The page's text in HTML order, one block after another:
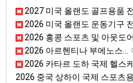
2027 미국 올랜도 골프용품
2026 미국 올랜도 운동기구 전시회 [AB
2026 홍콩 스포츠 및 아웃도어 제품 전시회 [Asian Sporting &
2026 아르헨티나 부에노스아이레스 보안안전화재 전시회 [Intersec]
2026 카타르 도하 국제 헬스케어 의료 전시회 [Qatar
2026 중국 상하이 국제 스포츠용품 전시회 [China Sport